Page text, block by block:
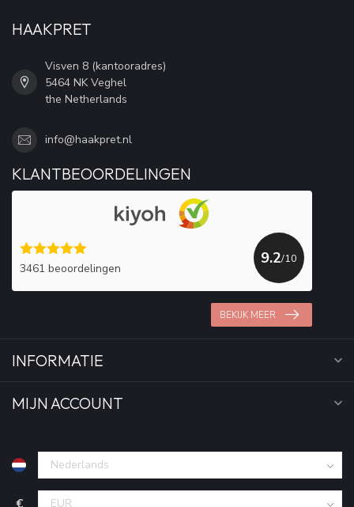
HAAKPRET
Visven 8 (kantooradres)
5464 NK Veghel
the Netherlands
info@haakpret.nl
KLANTBEOORDELINGEN
3461 beoordelingen
9.2/10
BEKIJK MEER
INFORMATIE
MIJN ACCOUNT